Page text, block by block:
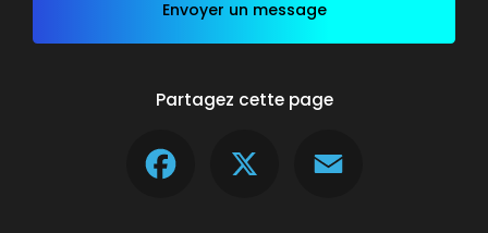
Envoyer un message
Partagez cette page